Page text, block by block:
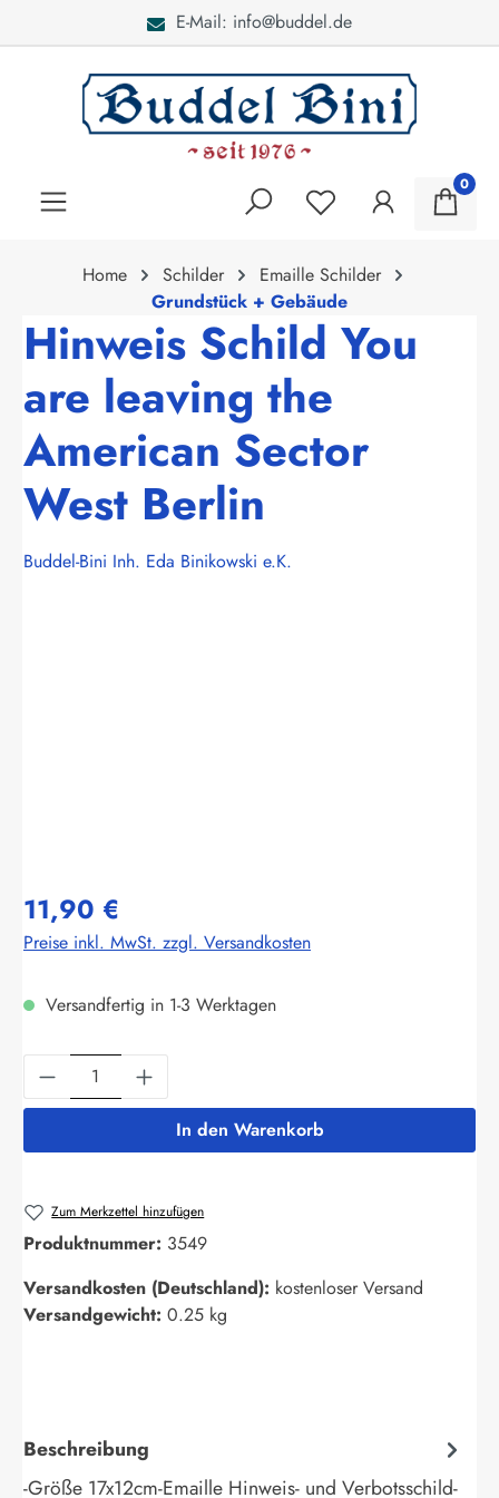
E-Mail: info@buddel.de
0
Home Schilder
Emaille Schilder
Grundstück + Gebäude
Hinweis Schild You
are leaving the
American Sector
West Berlin
Buddel-Bini Inh. Eda Binikowski e.K.
11,90 €
Preise inkl. MwSt. zzgl. Versandkosten
Versandfertig in 1-3 Werktagen
Produkt Anzahl: Gib den gewünschten
In den Warenkorb
Zum Merkzettel hinzufügen
Produktnummer: 3549
Versandkosten (Deutschland): kostenloser Versand
Versandgewicht: 0.25 kg
Beschreibung
-Größe 17x12cm-Emaille Hinweis- und Verbotsschild-